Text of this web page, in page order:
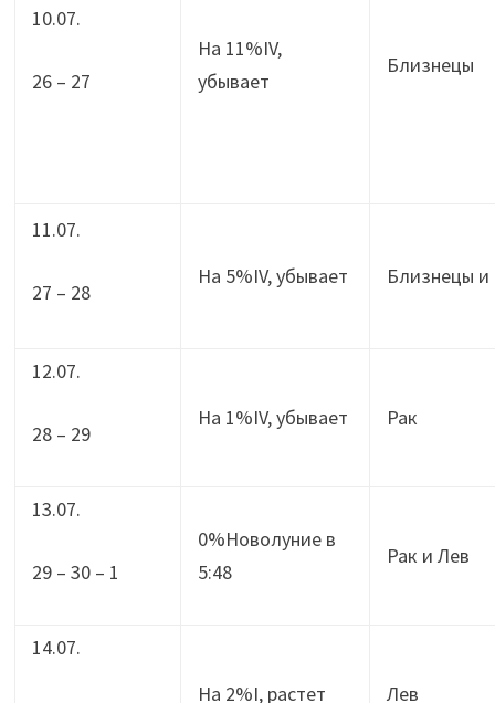
10.07.
26 – 27
На 11%IV,
убывает
Близнецы
11.07.
27 – 28
На 5%IV, убывает Близнецы и
12.07.
28 – 29
На 1%IV, убывает Рак
13.07.
29 – 30 – 1
0%Новолуние в
5:48
Рак и Лев
14.07.
На 2%I, растет Лев